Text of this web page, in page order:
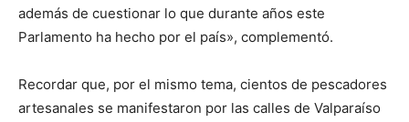
además de cuestionar lo que durante años este
Parlamento ha hecho por el país», complementó.
Recordar que, por el mismo tema, cientos de pescadores
artesanales se manifestaron por las calles de Valparaíso